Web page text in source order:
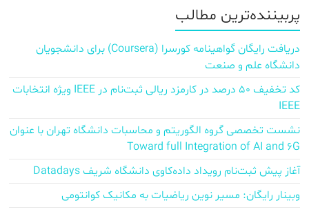
پربیننده‌ترین مطالب
دریافت رایگان گواهینامه کورسرا (Coursera) برای دانشجویان
دانشگاه علم و صنعت
کد تخفیف ۵۰ درصد در کارمزد ریالی ثبت‌نام در IEEE ویژه انتخابات
IEEE
نشست تخصصی گروه الگوریتم و محاسبات دانشگاه تهران با عنوان
Toward full Integration of AI and 6G
آغاز پیش‌ ثبت‌نام رویداد داده‌کاوی دانشگاه شریف Datadays
وبینار رایگان: مسیر نوین ریاضیات به مکانیک کوانتومی